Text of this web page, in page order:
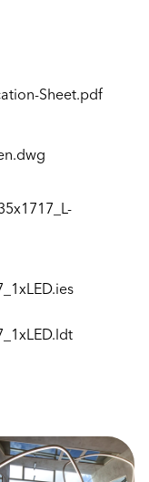
Sheet.pdf